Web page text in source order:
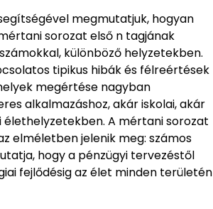
megmutatjuk, hogyan
sorozat első n tagjának
különböző helyzetekben.
tipikus hibák és félreértések
megértése nagyban
alkalmazáshoz, akár iskolai, akár
élethelyzetekben. A mértani sorozat
elméletben jelenik meg: számos
hogy a pénzügyi tervezéstől
fejlődésig az élet minden területén